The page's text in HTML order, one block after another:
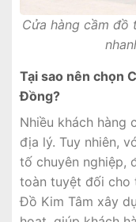
Cửa hàng cầm đồ
Tại sao nên chọn
Đồng?
Nhiều khách hàng
địa lý. Tuy nhiên,
tố chuyên nghiệp,
toàn tuyệt đối cho
Đồ Kim Tâm xây